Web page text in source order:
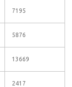
7195
5876
13669
2417